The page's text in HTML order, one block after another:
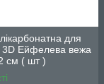
для
3D Ейфелева вежа
см ( шт )